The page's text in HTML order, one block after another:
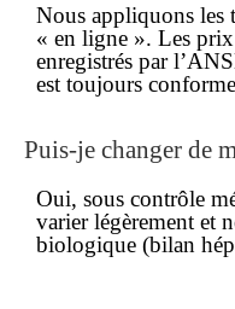
Nous appliquons les
« en ligne ». Les
enregistrés par
est toujours
Puis-je changer de
Oui, sous contrôle
varier légèrement et
biologique (bilan